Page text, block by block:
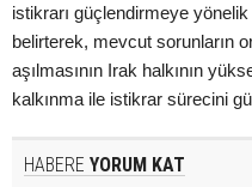
istikrarı güçlendirmeye
belirterek, mevcut sorunların
aşılmasının Irak halkının
kalkınma ile istikrar sürecini
HABERE YORUM KAT